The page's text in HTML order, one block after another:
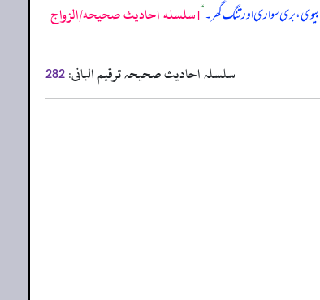
بری سواری اور تنگ گھر۔“[سلسله احاديث صحيحه/الزواج
سلسلہ احادیث صحیحہ ترقیم البانی: 282